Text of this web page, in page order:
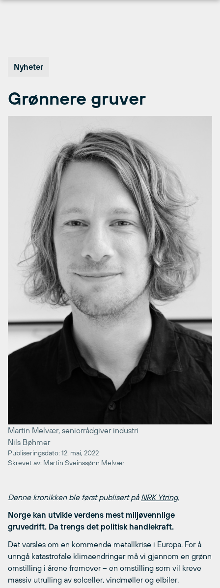
Nyheter
Grønnere gruver
Martin Melvær, seniorrådgiver industri
Nils Bøhmer
Publiseringsdato: 12. mai, 2022
Skrevet av: Martin Sveinssønn Melvær
Denne kronikken ble først publisert på NRK Ytring.
Norge kan utvikle verdens mest miljøvennlige
gruvedrift. Da trengs det politisk handlekraft.
Det varsles om en kommende metallkrise i Europa. For å
unngå katastrofale klimaendringer må vi gjennom en grønn
omstilling i årene fremover – en omstilling som vil kreve
massiv utrulling av solceller, vindmøller og elbiler.